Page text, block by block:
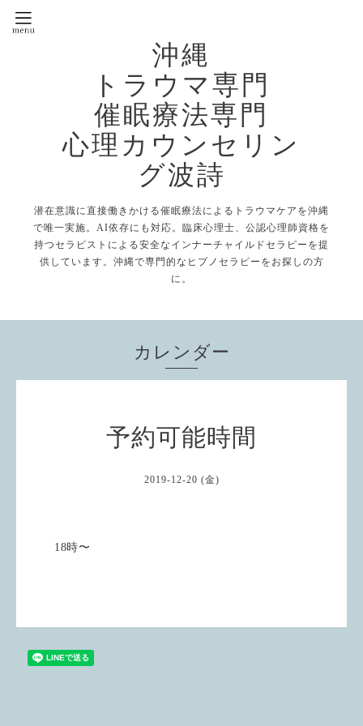
沖縄
トラウマ専門
催眠療法専門
心理カウンセリン
グ波詩
潜在意識に直接働きかける催眠療法によるトラウマケアを沖縄
で唯一実施。AI依存にも対応。臨床心理士、公認心理師資格を
持つセラピストによる安全なインナーチャイルドセラピーを提
供しています。沖縄で専門的なヒプノセラピーをお探しの方
に。
カレンダー
予約可能時間
2019-12-20 (金)
18時〜